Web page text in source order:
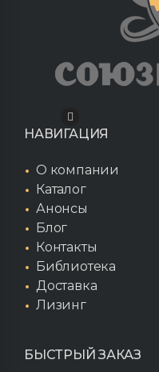
НАВИГАЦИЯ
О компании
Каталог
Анонсы
Блог
Контакты
Библиотека
Доставка
Лизинг
БЫСТРЫЙ ЗАКАЗ